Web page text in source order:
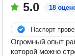
5.0 18
Паспорт
Огромный опыт
которой можно